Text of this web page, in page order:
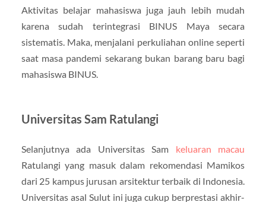
Aktivitas belajar mahasiswa juga jauh lebih mudah
karena sudah terintegrasi BINUS Maya secara
sistematis. Maka, menjalani perkuliahan online seperti
saat masa pandemi sekarang bukan barang baru bagi
mahasiswa BINUS.
Universitas Sam Ratulangi
Selanjutnya ada Universitas Sam keluaran macau
Ratulangi yang masuk dalam rekomendasi Mamikos
dari 25 kampus jurusan arsitektur terbaik di Indonesia.
Universitas asal Sulut ini juga cukup berprestasi akhir-